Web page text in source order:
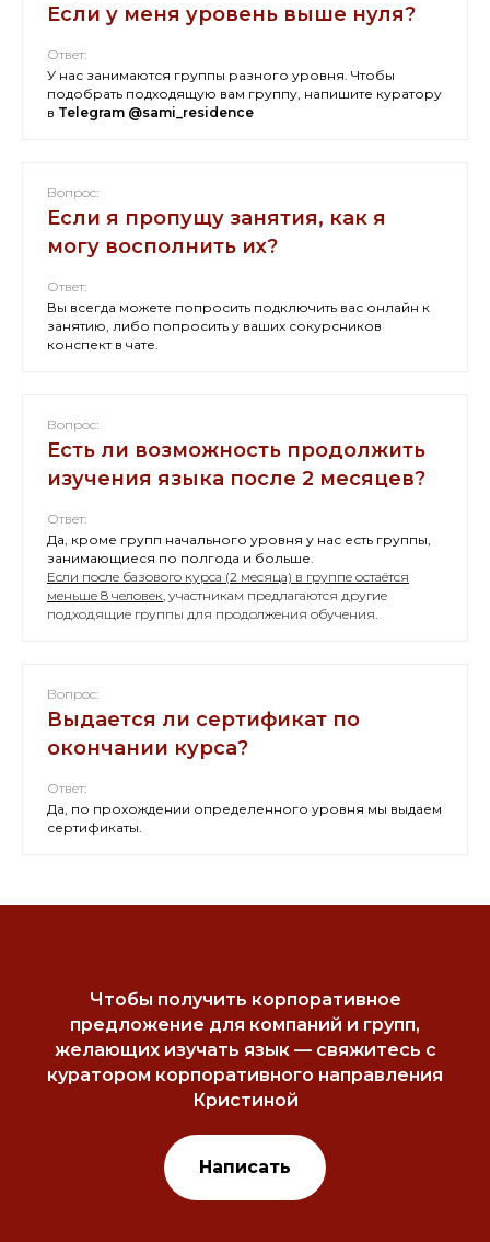
Если у меня уровень выше нуля?
Ответ:
У нас занимаются группы разного уровня. Чтобы
подобрать подходящую вам группу, напишите куратору
в Telegram @sami_residence
Вопрос:
Если я пропущу занятия, как я
могу восполнить их?
Ответ:
Вы всегда можете попросить подключить вас онлайн к
занятию, либо попросить у ваших сокурсников
конспект в чате.
Вопрос:
Есть ли возможность продолжить
изучения языка после 2 месяцев?
Ответ:
Да, кроме групп начального уровня у нас есть группы,
занимающиеся по полгода и больше.
Если после базового курса (2 месяца) в группе остаётся
меньше 8 человек , участникам предлагаются другие
подходящие группы для продолжения обучения.
Вопрос:
Выдается ли сертификат по
окончании курса?
Ответ:
Да, по прохождении определенного уровня мы выдаем
сертификаты.
Чтобы получить корпоративное
предложение для компаний и групп,
желающих изучать язык — свяжитесь с
куратором корпоративного направления
Кристиной
Написать